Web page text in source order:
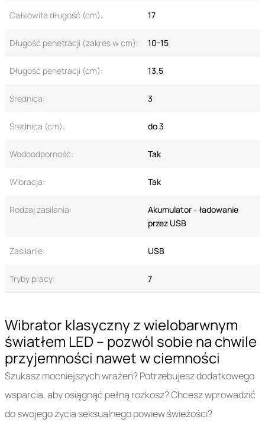
Wibrator klasyczny z wielobarwnym
światłem LED – pozwól sobie na chwile
przyjemności nawet w ciemności
Szukasz mocniejszych wrażeń? Potrzebujesz dodatkowego
wsparcia, aby osiągnąć pełną rozkosz? Chcesz wprowadzić
do swojego życia seksualnego powiew świeżości?
Całkowita długość (cm): 17
Długość penetracji (zakres w cm): 10-15
Długość penetracji (cm): 13,5
Średnica: 3
Średnica (cm): do 3
Wodoodporność: Tak
Wibracja: Tak
Rodzaj zasilania:
Akumulator - ładowanie
przez USB
Zasilanie: USB
Tryby pracy: 7